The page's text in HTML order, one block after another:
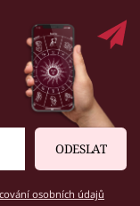
ODESLAT
osobních údajů